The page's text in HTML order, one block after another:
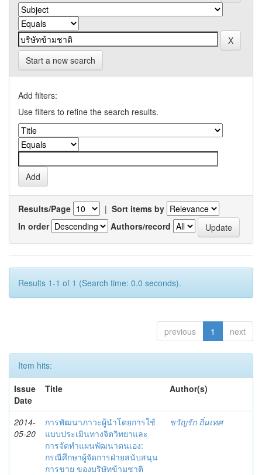
Start a new search
Add filters:
Use filters to refine the search results.
Results/Page | Sort items by
In order
Authors/record
Results 1-1 of 1 (Search time: 0.0 seconds).
previous 1 next
Item hits:
Issue
Date
Title Author(s)
2014-
05-20
การพัฒนาภาวะผู้นำโดยการใช้
แบบประเมินทางจิตวิทยาและ
การจัดทำแผนพัฒนาตนเอง:
กรณีศึกษาผู้จัดการฝ่ายสนับสนุน
การขาย ของบริษัทข้ามชาติ
ขวัญรัก ถิ่นเทศ